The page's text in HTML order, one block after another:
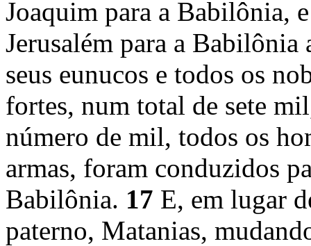
Joaquim para a Babilônia,
Jerusalém para a Babilônia
seus eunucos e todos os
fortes, num total de sete
número de mil, todos os
armas, foram conduzidos
Babilônia. 17 E, em lugar
paterno, Matanias,